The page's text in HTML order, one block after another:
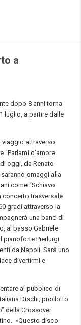
a
dopo 8 anni torna
luglio, a partire dalle
attraverso
“Parlami d'amore
oggi, da Renato
omaggi alla
come “Schiavo
concerto trasversale
gradi attraverso la
una band di
al basso Gabriele
pianoforte Pierluigi
da Napoli. Sarà uno
divertirmi e
al pubblico di
Dischi, prodotto
della Crossover
«Questo disco